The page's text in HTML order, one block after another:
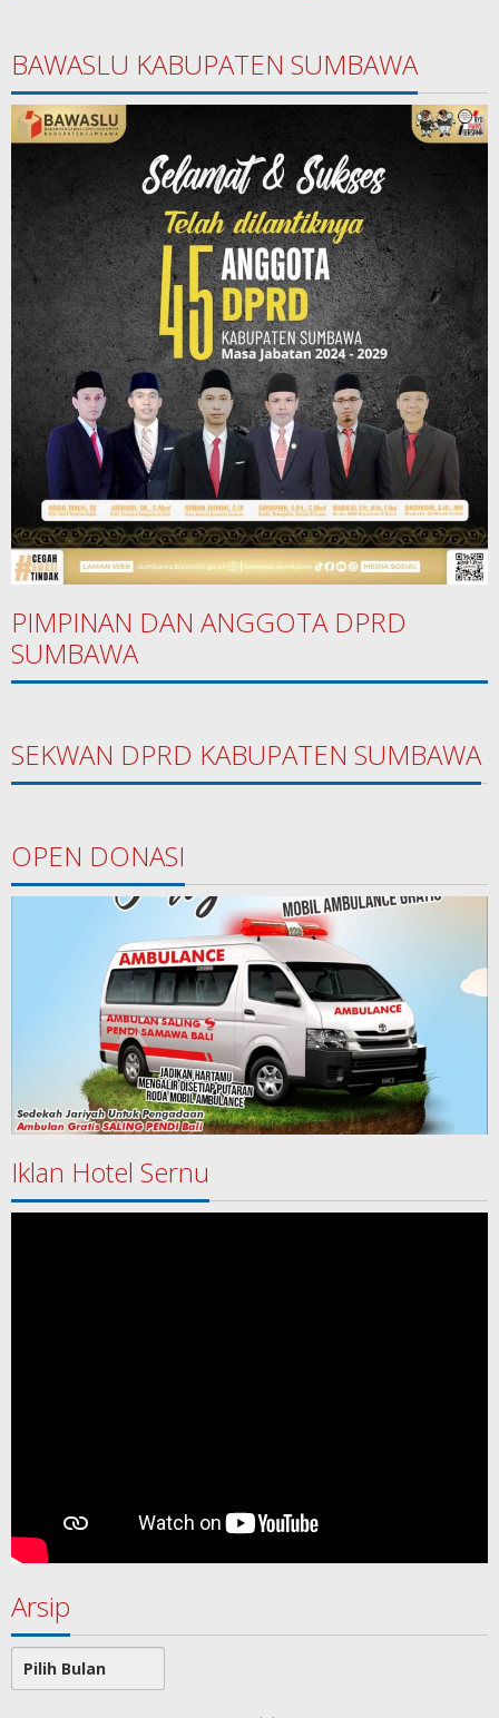
BAWASLU KABUPATEN SUMBAWA
PIMPINAN DAN ANGGOTA DPRD
SUMBAWA
SEKWAN DPRD KABUPATEN SUMBAWA
OPEN DONASI
Iklan Hotel Sernu
Arsip
Arsip